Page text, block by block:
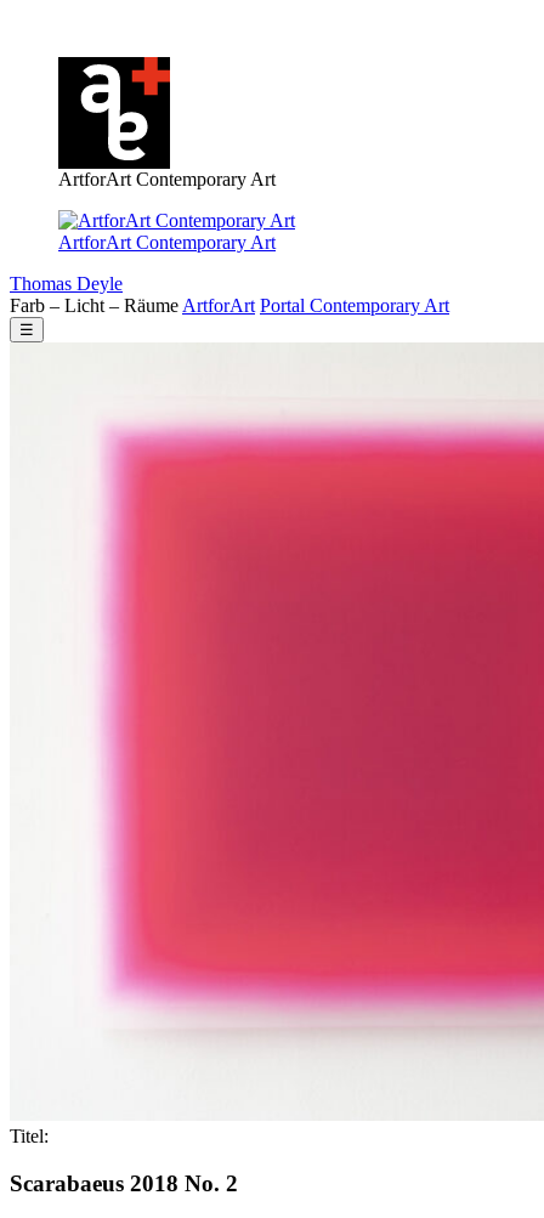
ArtforArt Contemporary Art
ArtforArt Contemporary Art
Thomas Deyle
Farb – Licht – Räume ArtforArt Portal Contemporary Art
☰
Titel:
Scarabaeus 2018 No. 2